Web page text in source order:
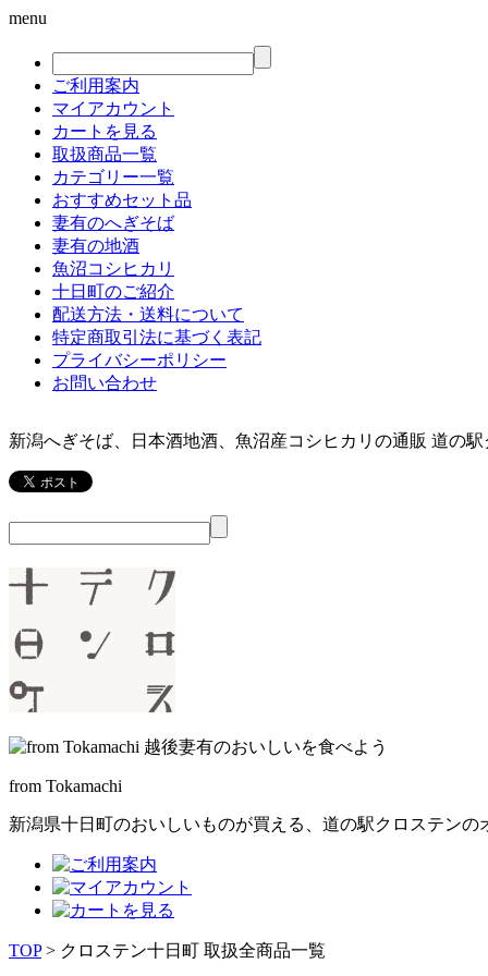
menu
ご利用案内
マイアカウント
カートを見る
取扱商品一覧
カテゴリー一覧
おすすめセット品
妻有のへぎそば
妻有の地酒
魚沼コシヒカリ
十日町のご紹介
配送方法・送料について
特定商取引法に基づく表記
プライバシーポリシー
お問い合わせ
新潟へぎそば、日本酒地酒、魚沼産コシヒカリの通販 道の
from Tokamachi
新潟県十日町のおいしいものが買える、 道の駅クロステンの
TOP> クロステン十日町 取扱全商品一覧